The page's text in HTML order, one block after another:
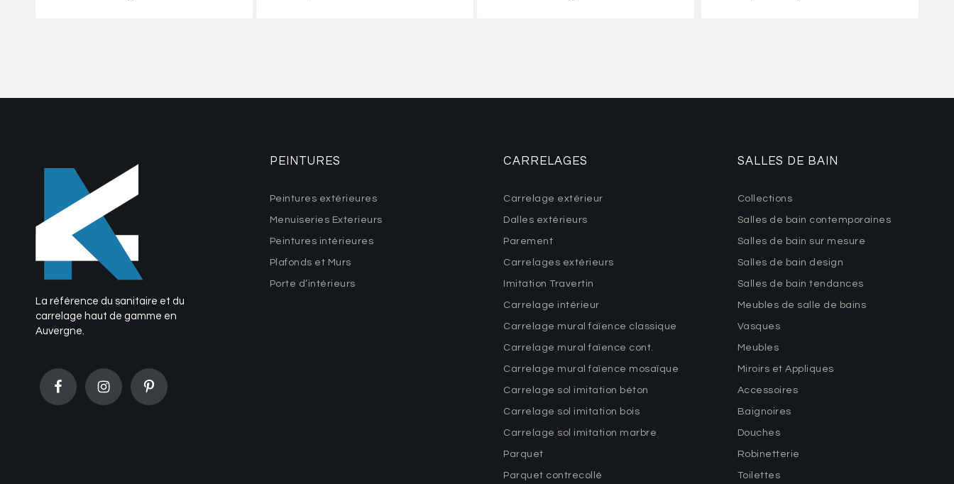
La référence du sanitaire et du
carrelage haut de gamme en
Auvergne.
PEINTURES
Peintures extérieures
Menuiseries Exterieurs
Peintures intérieures
Plafonds et Murs
Porte d’intérieurs
CARRELAGES
Carrelage extérieur
Dalles extérieurs
Parement
Carrelages extérieurs
Imitation Travertin
Carrelage intérieur
Carrelage mural faïence classique
Carrelage mural faïence cont.
Carrelage mural faïence mosaïque
Carrelage sol imitation béton
Carrelage sol imitation bois
Carrelage sol imitation marbre
Parquet
Parquet contrecollé
SALLES DE BAIN
Collections
Salles de bain contemporaines
Salles de bain sur mesure
Salles de bain design
Salles de bain tendances
Meubles de salle de bains
Vasques
Meubles
Miroirs et Appliques
Accessoires
Baignoires
Douches
Robinetterie
Toilettes